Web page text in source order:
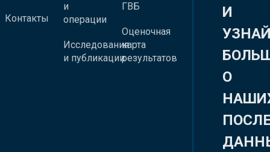
Контакты
и
операции
Исследования
и публикации
ГВБ
Оценочная
карта
результатов
И
О